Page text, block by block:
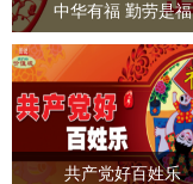
中华有福 勤劳是福
共产党好百姓乐